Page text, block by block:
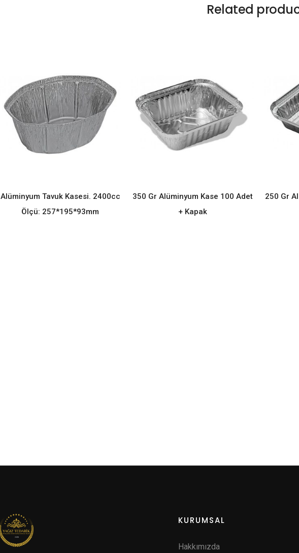
Related
READ MORE
Alüminyum Tavuk Kasesi. 2400cc
Ölçü: 257*195*93mm
READ MORE
350 Gr Alüminyum Kase 100 Adet
+ Kapak
250 Gr
KURUMSAL
Hakkımızda